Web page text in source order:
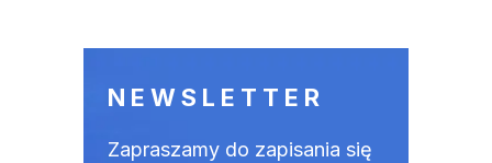
NEWSLETTER
Zapraszamy do zapisania się